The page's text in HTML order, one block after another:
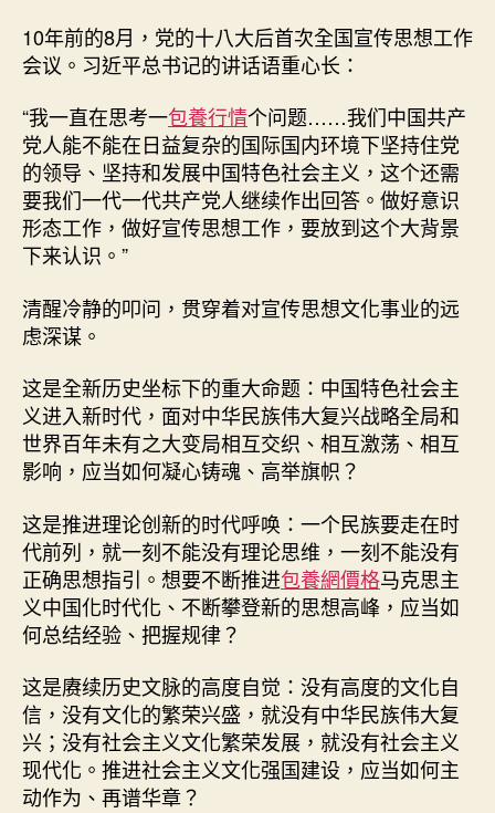
10年前的8月，党的十八大后首次全国宣传思想工作
会议。习近平总书记的讲话语重心长：
“我一直在思考一包養行情个问题……我们中国共产
党人能不能在日益复杂的国际国内环境下坚持住党
的领导、坚持和发展中国特色社会主义，这个还需
要我们一代一代共产党人继续作出回答。做好意识
形态工作，做好宣传思想工作，要放到这个大背景
下来认识。”
清醒冷静的叩问，贯穿着对宣传思想文化事业的远
虑深谋。
这是全新历史坐标下的重大命题：中国特色社会主
义进入新时代，面对中华民族伟大复兴战略全局和
世界百年未有之大变局相互交织、相互激荡、相互
影响，应当如何凝心铸魂、高举旗帜？
这是推进理论创新的时代呼唤：一个民族要走在时
代前列，就一刻不能没有理论思维，一刻不能没有
正确思想指引。想要不断推进包養網價格马克思主
义中国化时代化、不断攀登新的思想高峰，应当如
何总结经验、把握规律？
这是赓续历史文脉的高度自觉：没有高度的文化自
信，没有文化的繁荣兴盛，就没有中华民族伟大复
兴；没有社会主义文化繁荣发展，就没有社会主义
现代化。推进社会主义文化强国建设，应当如何主
动作为、再谱华章？